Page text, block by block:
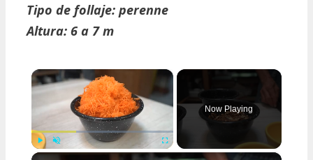
Tipo de follaje: perenne
Altura: 6 a 7 m
×
Play Unmute
Now Playing
×